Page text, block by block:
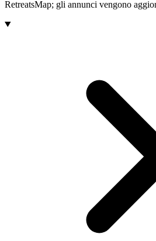
RetreatsMap; gli annunci vengono